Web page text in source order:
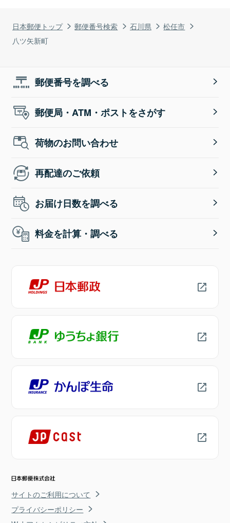
日本郵便トップ 郵便番号検索 石川県
松任市
八ツ矢新町
郵便番号を調べる
郵便局・ATM・ポストをさがす
荷物のお問い合わせ
再配達のご依頼
お届け日数を調べる
料金を計算・調べる
サイトのご利用について
プライバシーポリシー